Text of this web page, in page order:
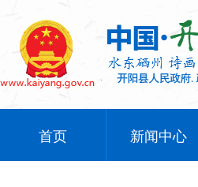
首页 新闻中心